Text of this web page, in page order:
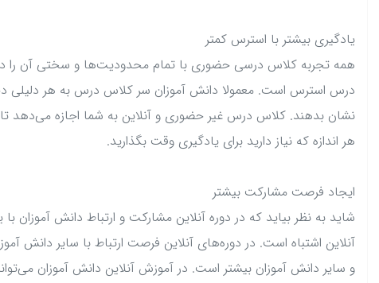
یادگیری بیشتر با استرس کمتر
همه تجربه کلاس درسی حضوری با تمام محدودیت‌ها و سختی آن را
درس استرس است. معمولا دانش آموزان سر کلاس درس به هر دلیلی
نشان بدهند. کلاس درس غیر حضوری و آنلاین به شما اجازه می‌دهد
هر اندازه که نیاز دارید برای یادگیری وقت بگذارید.
ایجاد فرصت مشارکت بیشتر
شاید به نظر بیاید که در دوره آنلاین مشارکت و ارتباط دانش
آنلاین اشتباه است. در دوره‌های آنلاین فرصت ارتباط با سایر دانش
و سایر دانش آموزان بیشتر است. در آموزش آنلاین دانش آموزان